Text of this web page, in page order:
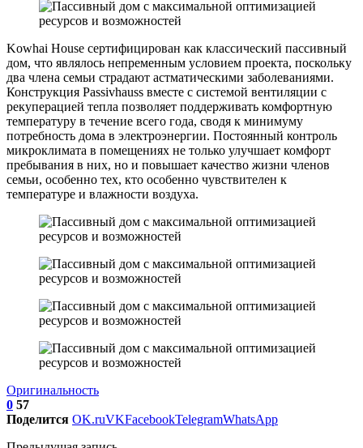
Kowhai House сертифицирован как классический пассивный
дом, что являлось непременным условием проекта, поскольку
два члена семьи страдают астматическими заболеваниями.
Конструкция Passivhauss вместе с системой вентиляции с
рекуперацией тепла позволяет поддерживать комфортную
температуру в течение всего года, сводя к минимуму
потребность дома в электроэнергии. Постоянный контроль
микроклимата в помещениях не только улучшает комфорт
пребывания в них, но и повышает качество жизни членов
семьи, особенно тех, кто особенно чувствителен к
температуре и влажности воздуха.
Оригинальность
0 57
Поделится OK.ruVKFacebookTelegramWhatsApp